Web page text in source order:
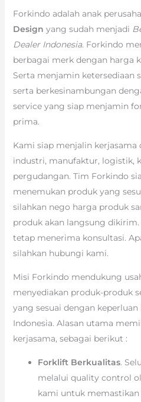
Forkindo adalah anak
Design yang sudah menjadi
Dealer Indonesia. Forkindo
berbagai merk dengan harga
Serta menjamin ketersediaan
serta berkesinambungan
service yang siap menjamin
prima.
Kami siap menjalin kerjasama
industri, manufaktur, logistik,
pergudangan. Tim Forkindo
menemukan produk yang
silahkan nego harga produk
produk akan langsung
tetap menerima konsultasi.
silahkan hubungi kami.
Misi Forkindo mendukung
menyediakan produk-produk
yang sesuai dengan
Indonesia. Alasan utama
kerjasama, sebagai berikut :
Forklift Berkualitas.
melalui quality control
kami untuk